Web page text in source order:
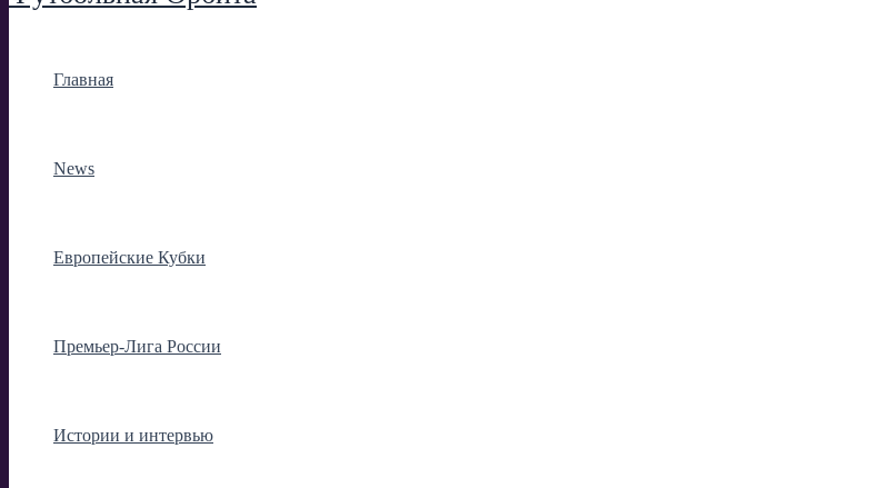
Главная
News
Европейские Кубки
Премьер-Лига России
Истории и интервью